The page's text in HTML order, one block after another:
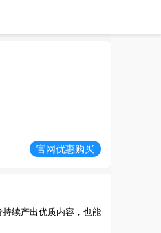
官网优惠购买
续产出优质内容，也能